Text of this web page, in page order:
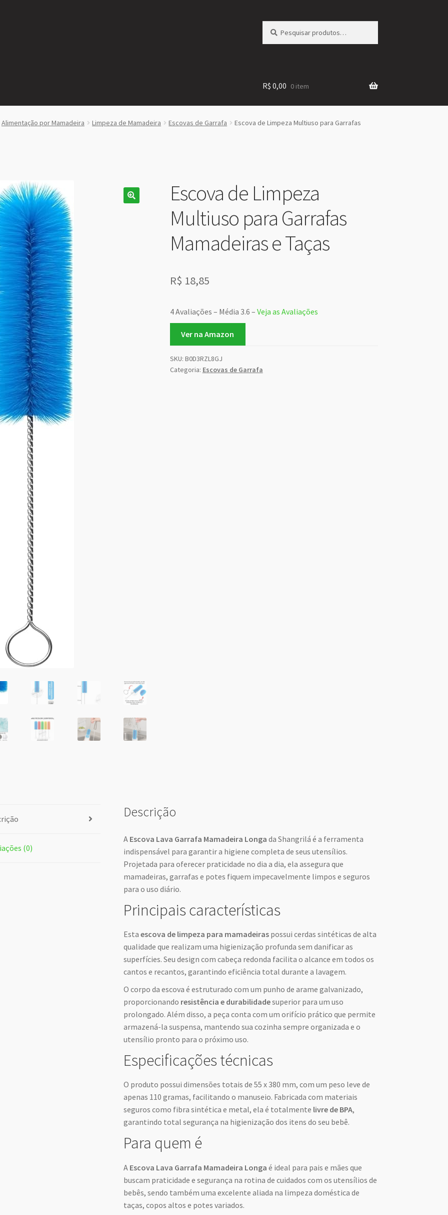
por:
R$ 0,00 0 item
Alimentação por Mamadeira Limpeza de Mamadeira Escovas de Garrafa Escova de Limpeza Multiuso para Garrafas
Escova de Limpeza
Multiuso para Garrafas
Mamadeiras e Taças
R$ 18,85
4 Avaliações – Média 3.6 – Veja as Avaliações
Ver na Amazon
SKU: B0D3RZL8GJ
Categoria: Escovas de Garrafa
(0)
Descrição
A Escova Lava Garrafa Mamadeira Longa da Shangrilá é a ferramenta
indispensável para garantir a higiene completa de seus utensílios.
Projetada para oferecer praticidade no dia a dia, ela assegura que
mamadeiras, garrafas e potes fiquem impecavelmente limpos e seguros
para o uso diário.
Principais características
Estaescova de limpeza para mamadeiras possui cerdas sintéticas de alta
qualidade que realizam uma higienização profunda sem danificar as
superfícies. Seu design com cabeça redonda facilita o alcance em todos os
cantos e recantos, garantindo eficiência total durante a lavagem.
O corpo da escova é estruturado com um punho de arame galvanizado,
proporcionando resistência e durabilidadesuperior para um uso
prolongado. Além disso, a peça conta com um orifício prático que permite
armazená-la suspensa, mantendo sua cozinha sempre organizada e o
utensílio pronto para o próximo uso.
Especificações técnicas
O produto possui dimensões totais de 55 x 380 mm, com um peso leve de
apenas 110 gramas, facilitando o manuseio. Fabricada com materiais
seguros como fibra sintética e metal, ela é totalmente livre de BPA,
garantindo total segurança na higienização dos itens do seu bebê.
Para quem é
A Escova Lava Garrafa Mamadeira Longa é ideal para pais e mães que
buscam praticidade e segurança na rotina de cuidados com os utensílios de
bebês, sendo também uma excelente aliada na limpeza doméstica de
taças, copos altos e potes variados.